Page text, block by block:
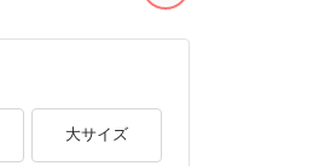
大サイズ